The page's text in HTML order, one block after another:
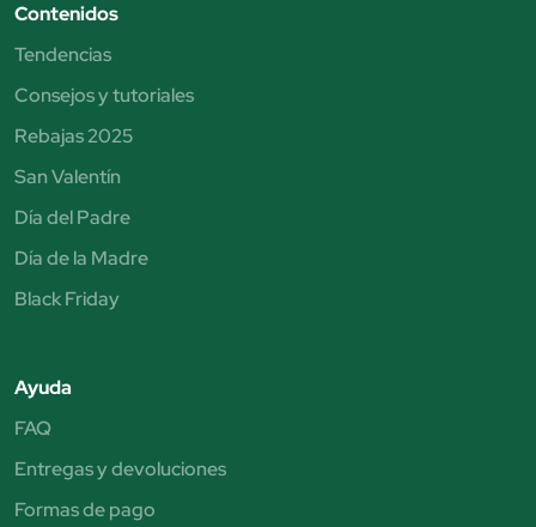
Contenidos
Tendencias
Consejos y tutoriales
Rebajas 2025
San Valentín
Día del Padre
Día de la Madre
Black Friday
Ayuda
FAQ
Entregas y devoluciones
Formas de pago